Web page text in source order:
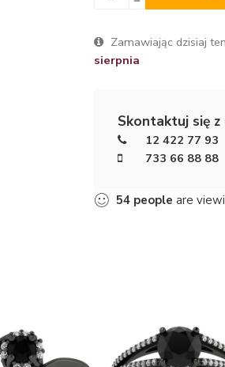
Zamawiając dzisiaj
sierpnia
Skontaktuj się z
12 422 77 93
733 66 88 88
54 people are